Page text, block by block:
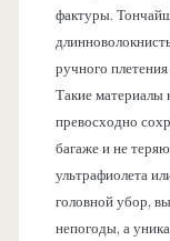
фактуры.
ручного
Такие материалы
превосходно
багаже и не
ультрафиолета
головной убор,
непогоды, а